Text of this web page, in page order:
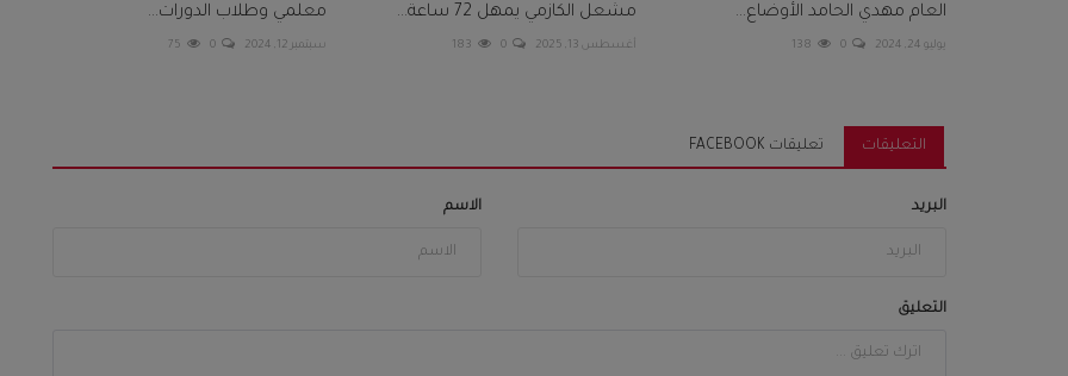
العام مهدي الحامد الأوضاع...
يوليو 24, 2024 0
138
مشعل الكازمي يمهل 72 ساعة...
أغسطس 13, 2025 0
183
معلمي وطلاب الدورات...
سبتمبر 12, 2024 0
75
التعليقات تعليقات FACEBOOK
الاسم البريد
التعليق